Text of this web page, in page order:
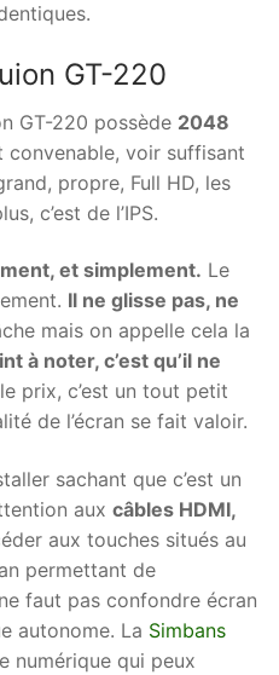
GT-220
GT-220 possède 2048
convenable, voir suffisant
propre, Full HD, les
c’est de l’IPS.
et simplement. Le
Il ne glisse pas, ne
mais on appelle cela la
à noter, c’est qu’il ne
prix, c’est un tout petit
de l’écran se fait valoir.
sachant que c’est un
aux câbles HDMI,
aux touches situés au
permettant de
faut pas confondre écran
autonome. La Simbans
numérique qui peux